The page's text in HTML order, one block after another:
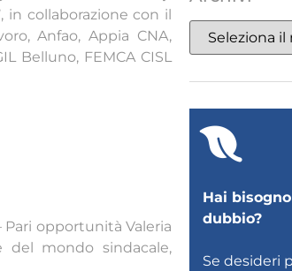
, in collaborazione con il
Anfao, Appia CNA,
Belluno, FEMCA CISL
Pari opportunità Valeria
del mondo sindacale,
Hai
dubbio?
Se desideri